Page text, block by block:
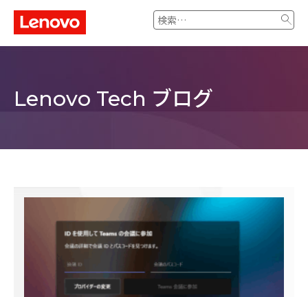
索:
Lenovo Tech ブログ